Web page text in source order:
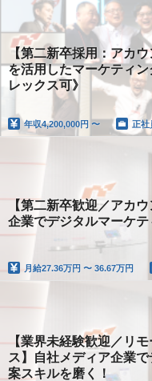
【第二新卒採用：アカ
を活用したマーケティ
レックス可》
年収4,200,000円 〜 正社
【第二新卒歓迎／アカ
企業でデジタルマーケテ
月給27.36万円 〜 36.67万円
【業界未経験歓迎／リ
ス】自社メディア企業
案スキルを磨く！